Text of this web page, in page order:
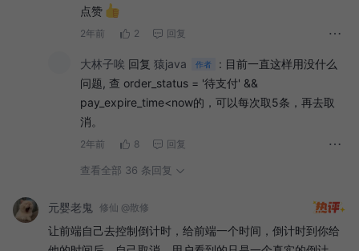
点赞
2年前 2 回复
大林子唉 回复 猿java 作者 : 目前一直这样用没什么
问题, 查 order_status = '待支付' &&
pay_expire_time<now的，可以每次取5条，再去取
消。
2年前 8 回复
查看全部 36 条回复
元婴老鬼 修仙 @散修
让前端自己去控制倒计时，给前端一个时间，倒计时到你给